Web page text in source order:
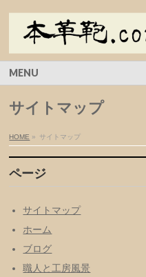
MENU
サイトマップ
HOME » サイトマップ
ページ
サイトマップ
ホーム
ブログ
職人と工房風景